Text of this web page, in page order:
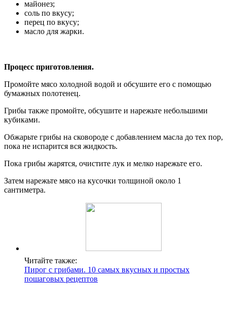
майонез;
соль по вкусу;
перец по вкусу;
масло для жарки.
Процесс приготовления.
Промойте мясо холодной водой и обсушите его с помощью
бумажных полотенец.
Грибы также промойте, обсушите и нарежьте небольшими
кубиками.
Обжарьте грибы на сковороде с добавлением масла до тех пор,
пока не испарится вся жидкость.
Пока грибы жарятся, очистите лук и мелко нарежьте его.
Затем нарежьте мясо на кусочки толщиной около 1
сантиметра.
Читайте также:
Пирог с грибами. 10 самых вкусных и простых
пошаговых рецептов